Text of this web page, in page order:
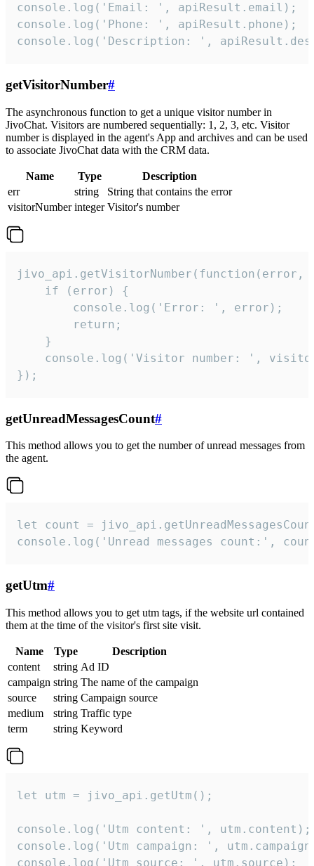
console.log('Email: ', apiResult.email);
console.log('Phone: ', apiResult.phone);
console.log('Description: ',
getVisitorNumber#
The asynchronous function to get a unique visitor number in
JivoChat. Visitors are numbered sequentially: 1, 2, 3, etc. Visitor
number is displayed in the agent's App and archives and can be used
to associate JivoChat data with the CRM data.
Name Type
Description
err
string
String that contains the error
visitorNumber integer Visitor's number
jivo_api.getVisitorNumber(function(error,
    if (error) {
        console.log('Error: ', error);
        return;
    }
console.log('Visitor number: ',
});
getUnreadMessagesCount#
This method allows you to get the number of unread messages from
the agent.
let count =
console.log('Unread messages count:',
getUtm#
This method allows you to get utm tags, if the website url contained
them at the time of the visitor's first site visit.
Name Type
Description
content
string Ad ID
campaign string The name of the campaign
source
string Campaign source
medium
string Traffic type
term
string Keyword
let utm = jivo_api.getUtm();
console.log('Utm content: ', utm.content);
console.log('Utm campaign: ',
console.log('Utm source: ', utm.source);